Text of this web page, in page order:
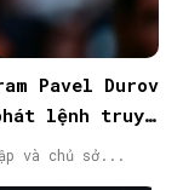
Pavel Durov
lệnh truy
và chủ sở...